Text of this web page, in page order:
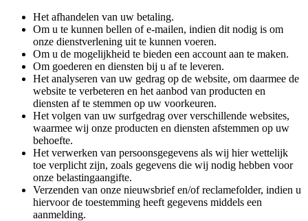
Het afhandelen van uw betaling.
Om u te kunnen bellen of e-mailen, indien dit nodig is om
onze dienstverlening uit te kunnen voeren.
Om u de mogelijkheid te bieden een account aan te maken.
Om goederen en diensten bij u af te leveren.
Het analyseren van uw gedrag op de website, om daarmee de
website te verbeteren en het aanbod van producten en
diensten af te stemmen op uw voorkeuren.
Het volgen van uw surfgedrag over verschillende websites,
waarmee wij onze producten en diensten afstemmen op uw
behoefte.
Het verwerken van persoonsgegevens als wij hier wettelijk
toe verplicht zijn, zoals gegevens die wij nodig hebben voor
onze belastingaangifte.
Verzenden van onze nieuwsbrief en/of reclamefolder, indien u
hiervoor de toestemming heeft gegevens middels een
aanmelding.